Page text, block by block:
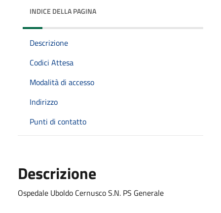
INDICE DELLA PAGINA
Descrizione
Codici Attesa
Modalità di accesso
Indirizzo
Punti di contatto
Descrizione
Ospedale Uboldo Cernusco S.N. PS Generale